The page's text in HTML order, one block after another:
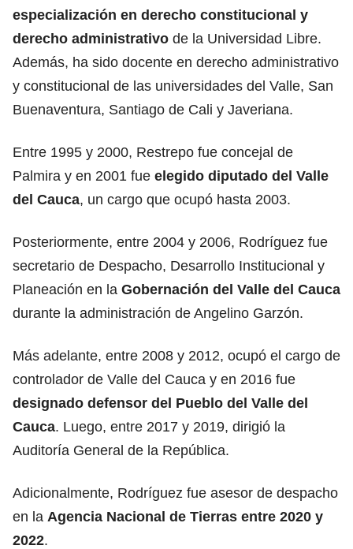
especialización en derecho constitucional y
derecho administrativo de la Universidad Libre.
Además, ha sido docente en derecho administrativo
y constitucional de las universidades del Valle, San
Buenaventura, Santiago de Cali y Javeriana.
Entre 1995 y 2000, Restrepo fue concejal de
Palmira y en 2001 fue elegido diputado del Valle
del Cauca, un cargo que ocupó hasta 2003.
Posteriormente, entre 2004 y 2006, Rodríguez fue
secretario de Despacho, Desarrollo Institucional y
Planeación en la Gobernación del Valle del Cauca
durante la administración de Angelino Garzón.
Más adelante, entre 2008 y 2012, ocupó el cargo de
controlador de Valle del Cauca y en 2016 fue
designado defensor del Pueblo del Valle del
Cauca. Luego, entre 2017 y 2019, dirigió la
Auditoría General de la República.
Adicionalmente, Rodríguez fue asesor de despacho
en la Agencia Nacional de Tierras entre 2020 y
2022.